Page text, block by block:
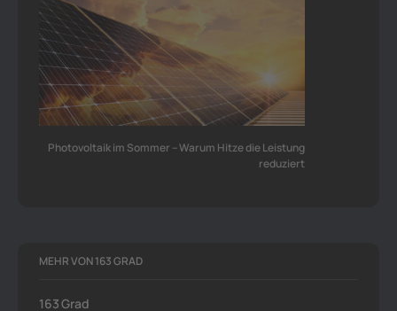
Photovoltaik im Sommer – Warum Hitze die Leistung
reduziert
MEHR VON 163 GRAD
163 Grad